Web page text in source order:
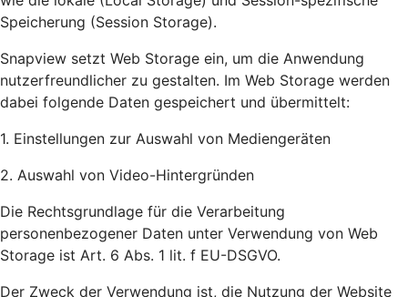
Speicherung (Session Storage).
Snapview setzt Web Storage ein, um die Anwendung
nutzerfreundlicher zu gestalten. Im Web Storage werden
dabei folgende Daten gespeichert und übermittelt:
1. Einstellungen zur Auswahl von Mediengeräten
2. Auswahl von Video-Hintergründen
Die Rechtsgrundlage für die Verarbeitung
personenbezogener Daten unter Verwendung von Web
Storage ist Art. 6 Abs. 1 lit. f EU-DSGVO.
Der Zweck der Verwendung ist, die Nutzung der Website